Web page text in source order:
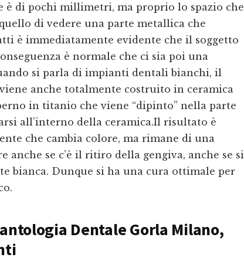
di pochi millimetri, ma proprio lo spazio che
di vedere una parte metallica che
è immediatamente evidente che il soggetto
è normale che ci sia poi una
si parla di impianti dentali bianchi, il
anche totalmente costruito in ceramica
in titanio che viene “dipinto” nella parte
all’interno della ceramica.Il risultato è
che cambia colore, ma rimane di una
anche se c’è il ritiro della gengiva, anche se si
bianca. Dunque si ha una cura ottimale per
Dentale Gorla Milano,